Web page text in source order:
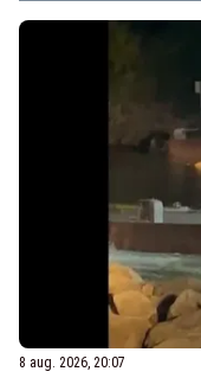
8 aug. 2026, 20:07